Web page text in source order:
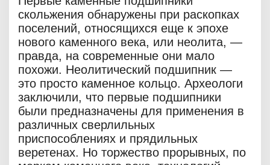
скольжения обнаружены при раскопках
поселений, относящихся еще к эпохе
нового каменного века, или неолита, —
правда, на современные они мало
похожи. Неолитический подшипник —
это просто каменное кольцо. Археологи
заключили, что первые подшипники
были предназначены для применения в
различных сверлильных
приспособлениях и прядильных
веретенах. Но торжество прорывных, по